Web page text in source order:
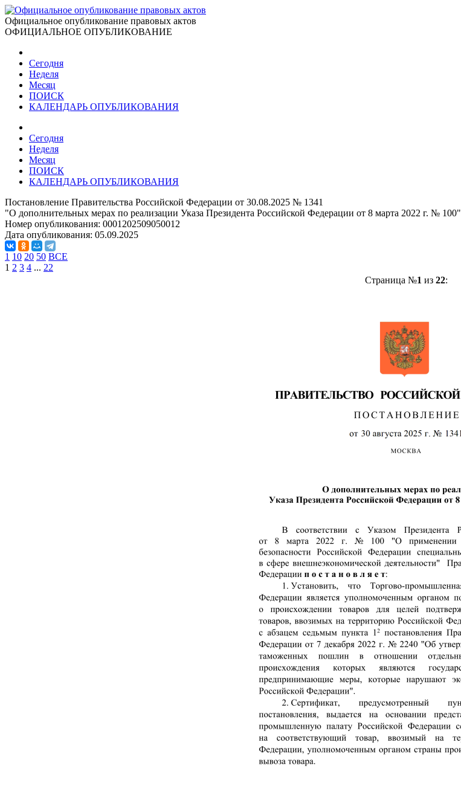
Официальное опубликование правовых актов
ОФИЦИАЛЬНОЕ ОПУБЛИКОВАНИЕ
Сегодня
Неделя
Месяц
ПОИСК
КАЛЕНДАРЬ ОПУБЛИКОВАНИЯ
Сегодня
Неделя
Месяц
ПОИСК
КАЛЕНДАРЬ ОПУБЛИКОВАНИЯ
Постановление Правительства Российской Федерации от 30.08.2025 № 1341
"О дополнительных мерах по реализации Указа Президента Российской Федерации от 8 марта 2022 г. № 100"
Номер опубликования: 0001202509050012
Дата опубликования: 05.09.2025
1 10 20 50 ВСЕ
1 2 3 4 ... 22
Страница №1 из 22: